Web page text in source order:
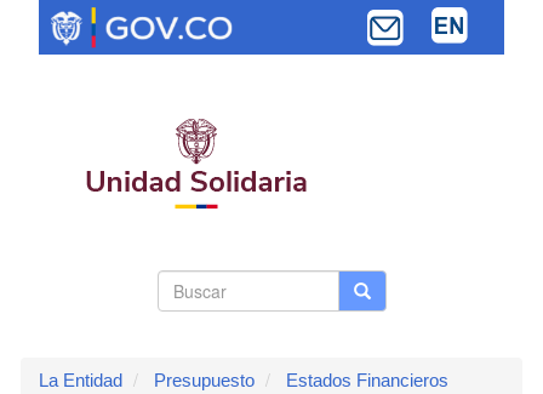
contenido
Buscar Buscar
La Entidad Presupuesto
Estados Financieros